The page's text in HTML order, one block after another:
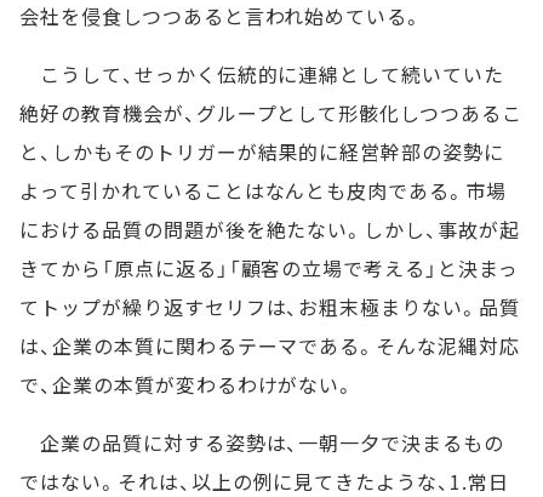
会社を侵食しつつあると言われ始めている。
こうして、せっかく伝統的に連綿として続いていた
絶好の教育機会が、グループとして形骸化しつつあるこ
と、しかもそのトリガーが結果的に経営幹部の姿勢に
よって引かれていることはなんとも皮肉である。市場
における品質の問題が後を絶たない。しかし、事故が起
きてから「原点に返る」「顧客の立場で考える」と決まっ
てトップが繰り返すセリフは、お粗末極まりない。品質
は、企業の本質に関わるテーマである。そんな泥縄対応
で、企業の本質が変わるわけがない。
企業の品質に対する姿勢は、一朝一夕で決まるもの
ではない。それは、以上の例に見てきたような、1.常日